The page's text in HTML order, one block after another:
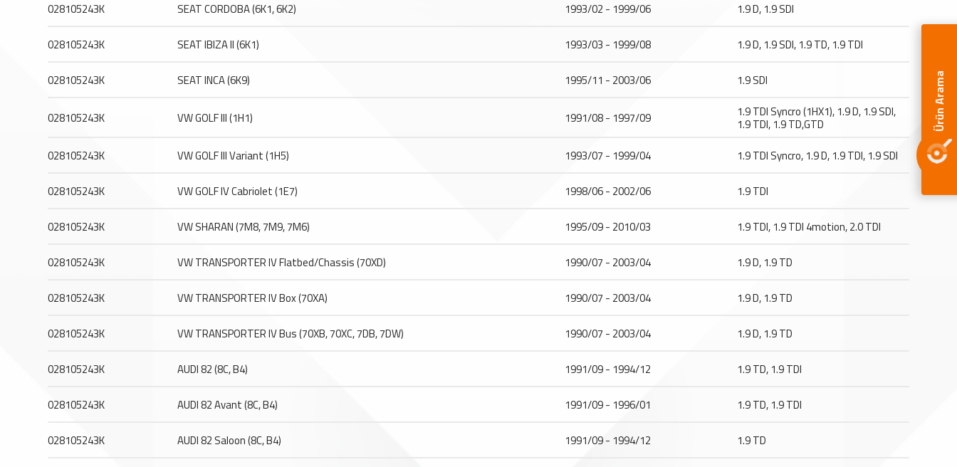
Ürün Arama
028105243K SEAT CORDOBA (6K1, 6K2) 1993/02 - 1999/06 1.9 D, 1.9 SDI
028105243K SEAT IBIZA II (6K1) 1993/03 - 1999/08 1.9 D, 1.9 SDI, 1.9 TD, 1.9 TDI
028105243K SEAT INCA (6K9) 1995/11 - 2003/06 1.9 SDI
028105243K VW GOLF III (1H1) 1991/08 - 1997/09 1.9 TDI Syncro (1HX1), 1.9 D, 1.9 SDI,
1.9 TDI, 1.9 TD,GTD
028105243K
VW GOLF III Variant (1H5) 1993/07 - 1999/04 1.9 TDI Syncro, 1.9 D, 1.9 TDI, 1.9 SDI
028105243K VW GOLF IV Cabriolet (1E7) 1998/06 - 2002/06 1.9 TDI
028105243K VW SHARAN (7M8, 7M9, 7M6) 1995/09 - 2010/03 1.9 TDI, 1.9 TDI 4motion, 2.0 TDI
028105243K VW TRANSPORTER IV Flatbed/Chassis (70XD) 1990/07 - 2003/04 1.9 D, 1.9 TD
028105243K VW TRANSPORTER IV Box (70XA) 1990/07 - 2003/04 1.9 D, 1.9 TD
028105243K VW TRANSPORTER IV Bus (70XB, 70XC, 7DB, 7DW) 1990/07 - 2003/04 1.9 D, 1.9 TD
028105243K AUDI 82 (8C, B4) 1991/09 - 1994/12 1.9 TD, 1.9 TDI
028105243K AUDI 82 Avant (8C, B4) 1991/09 - 1996/01 1.9 TD, 1.9 TDI
028105243K AUDI 82 Saloon (8C, B4) 1991/09 - 1994/12 1.9 TD